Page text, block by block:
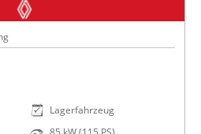
Lagerfahrzeug